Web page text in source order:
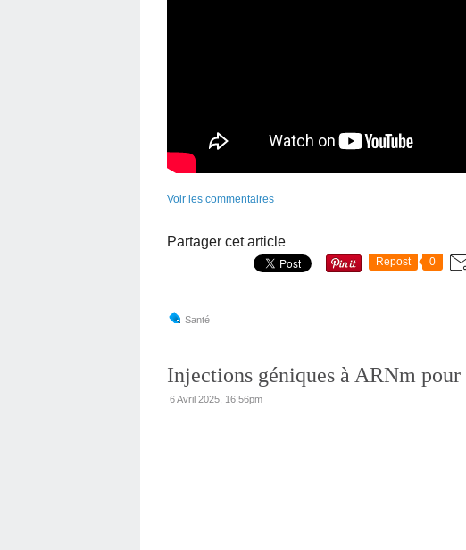
Voir les commentaires
Partager cet article
Repost 0
Santé
Injections géniques à ARNm pour
6 Avril 2025, 16:56pm